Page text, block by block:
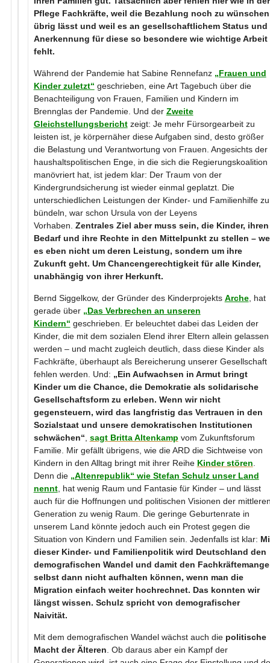
Pflege Fachkräfte, weil die Bezahlung noch zu wünschen
übrig lässt und weil es an gesellschaftlichem Status und
Anerkennung für diese so besondere wie wichtige Arbeit
fehlt.
Während der Pandemie hat Sabine Rennefanz „Frauen und
Kinder zuletzt“ geschrieben, eine Art Tagebuch über die
Benachteiligung von Frauen, Familien und Kindern im
Brennglas der Pandemie. Und der Zweite
Gleichstellungsberichtzeigt: Je mehr Fürsorgearbeit zu
leisten ist, je körpernäher diese Aufgaben sind, desto größer
die Belastung und Verantwortung von Frauen. Angesichts der
haushaltspolitischen Enge, in die sich die Regierungskoalition
manövriert hat, ist jedem klar: Der Traum von der
Kindergrundsicherung ist wieder einmal geplatzt. Die
unterschiedlichen Leistungen der Kinder- und Familienhilfe zu
bündeln, war schon Ursula von der Leyens
Vorhaben. Zentrales Ziel aber muss sein, die Kinder, ihren
Bedarf und ihre Rechte in den Mittelpunkt zu stellen –
es eben nicht um deren Leistung, sondern um ihre
Zukunft geht. Um Chancengerechtigkeit für alle Kinder,
unabhängig von ihrer Herkunft.
Bernd Siggelkow, der Gründer des Kinderprojekts Arche, hat
gerade über „Das Verbrechen an unseren
Kindern“ geschrieben. Er beleuchtet dabei das Leiden der
Kinder, die mit dem sozialen Elend ihrer Eltern allein gelassen
werden – und macht zugleich deutlich, dass diese Kinder als
Fachkräfte, überhaupt als Bereicherung unserer Gesellschaft
fehlen werden. Und: „Ein Aufwachsen in Armut bringt
Kinder um die Chance, die Demokratie als solidarische
Gesellschaftsform zu erleben. Wenn wir nicht
gegensteuern, wird das langfristig das Vertrauen in den
Sozialstaat und unsere demokratischen Institutionen
schwächen“ sagt Britta Altenkamp vom Zukunftsforum
Familie. Mir gefällt übrigens, wie die ARD die Sichtweise von
Kindern in den Alltag bringt mit ihrer Reihe Kinder stören
Denn die „Altenrepublik“ wie Stefan Schulz unser Land
nennt, hat wenig Raum und Fantasie für Kinder – und lässt
auch für die Hoffnungen und politischen Visionen der
Generation zu wenig Raum. Die geringe Geburtenrate in
unserem Land könnte jedoch auch ein Protest gegen die
Situation von Kindern und Familien sein. Jedenfalls ist klar:
dieser Kinder- und Familienpolitik wird Deutschland den
demografischen Wandel und damit den
selbst dann nicht aufhalten können, wenn man die
Migration einfach weiter hochrechnet. Das konnten wir
längst wissen. Schulz spricht von demografischer
Naivität.
Mit dem demografischen Wandel wächst auch die politische
Macht der Älteren . Ob daraus aber ein Kampf der